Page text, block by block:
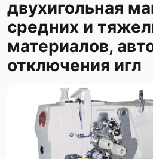
двухигольная
средних и
материалов,
отключения игл